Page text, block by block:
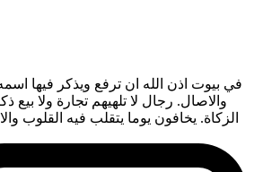
في بيوت اذن الله ان ترفع ويذكر فيها
والاصال. رجال لا تلهيهم تجارة ولا بيع
الزكاة. يخافون يوما يتقلب فيه القلوب